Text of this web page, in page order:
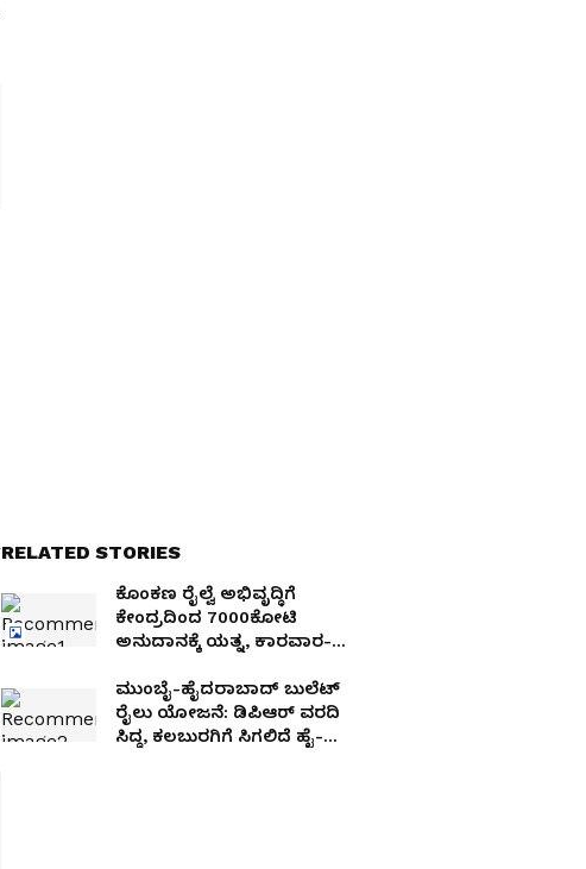
RELATED STORIES
ಕೊಂಕಣ ರೈಲ್ವೆ ಅಭಿವೃದ್ಧಿಗೆ
ಕೇಂದ್ರದಿಂದ 7000ಕೋಟಿ
ಅನುದಾನಕ್ಕೆ ಯತ್ನ, ಕಾರವಾರ-
ಪರಿಷ್ಕರಣೆ
ಮುಂಬೈ-ಹೈದರಾಬಾದ್ ಬುಲೆಟ್
ರೈಲು ಯೋಜನೆ: ಡಿಪಿಆರ್ ವರದಿ
ಸಿದ್ಧ, ಕಲಬುರಗಿಗೆ ಸಿಗಲಿದೆ ಹೈ-